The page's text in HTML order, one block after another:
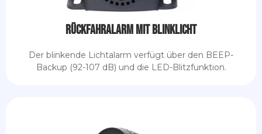
Rückfahralarm mit Blinklicht
Der blinkende Lichtalarm verfügt über den BEEP-
Backup (92-107 dB) und die LED-Blitzfunktion.